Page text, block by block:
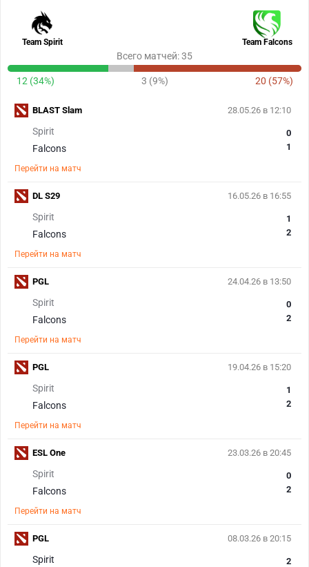
Team Spirit Team Falcons
Всего матчей: 35
12 (34%) 3 (9%) 20 (57%)
28.05.26 в 12:10
Spirit
Falcons
0
1
Перейти на матч
BLAST Slam
16.05.26 в 16:55
Spirit
Falcons
1
2
Перейти на матч
DL S29
24.04.26 в 13:50
Spirit
Falcons
0
2
Перейти на матч
PGL
19.04.26 в 15:20
Spirit
Falcons
1
2
Перейти на матч
PGL
23.03.26 в 20:45
Spirit
Falcons
0
2
Перейти на матч
ESL One
08.03.26 в 20:15
Spirit
2
PGL